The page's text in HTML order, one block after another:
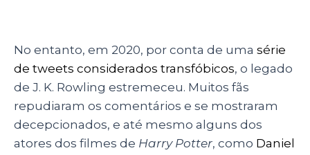
No entanto, em 2020, por conta de uma série
de tweets considerados transfóbicos, o legado
de J. K. Rowling estremeceu. Muitos fãs
repudiaram os comentários e se mostraram
decepcionados, e até mesmo alguns dos
atores dos filmes de Harry Potter, como Daniel